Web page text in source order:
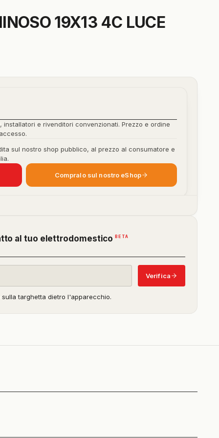
19X13 4C LUCE
installatori e rivenditori convenzionati. Prezzo e ordine
sul nostro shop pubblico, al prezzo al consumatore e
Compralo sul nostro eShop
al tuo elettrodomestico BETA
beta)
Verifica
targhetta dietro l'apparecchio.